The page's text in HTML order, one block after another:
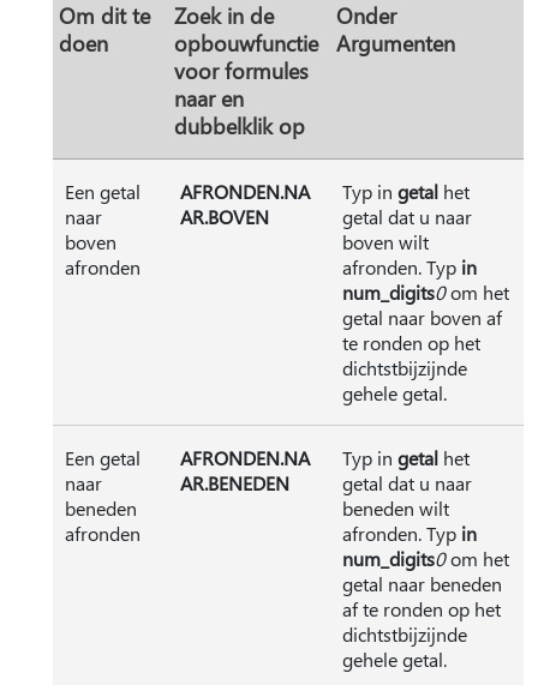
Om dit te
doen
Zoek in de
opbouwfunctie
voor formules
naar en
dubbelklik op
Onder
Argumenten
Een getal
naar
boven
afronden
AFRONDEN.NA
AR.BOVEN
Typ in getal het
getal dat u naar
boven wilt
afronden. Typ in
num_digits0om het
getal naar boven af
te ronden op het
dichtstbijzijnde
gehele getal.
Een getal
naar
beneden
afronden
AFRONDEN.NA
AR.BENEDEN
Typ in getal het
getal dat u naar
beneden wilt
afronden. Typ in
num_digits0om het
getal naar beneden
af te ronden op het
dichtstbijzijnde
gehele getal.